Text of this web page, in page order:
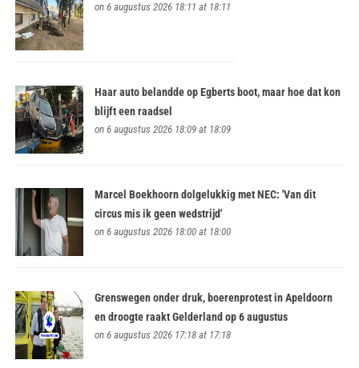
on 6 augustus 2026 18:11 at 18:11
Haar auto belandde op Egberts boot, maar hoe dat kon
blijft een raadsel
on 6 augustus 2026 18:09 at 18:09
Marcel Boekhoorn dolgelukkig met NEC: 'Van dit
circus mis ik geen wedstrijd'
on 6 augustus 2026 18:00 at 18:00
Grenswegen onder druk, boerenprotest in Apeldoorn
en droogte raakt Gelderland op 6 augustus
on 6 augustus 2026 17:18 at 17:18